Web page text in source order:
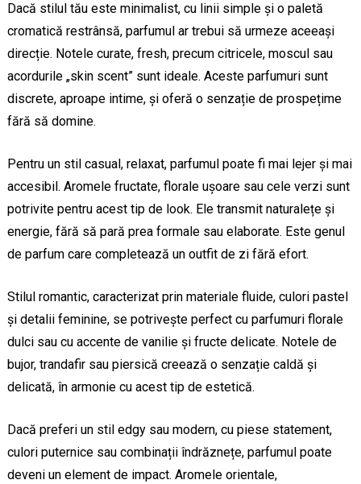
Dacă stilul tău este minimalist, cu linii simple și o paletă
cromatică restrânsă, parfumul ar trebui să urmeze aceeași
direcție. Notele curate, fresh, precum citricele, moscul sau
acordurile „skin scent” sunt ideale. Aceste parfumuri sunt
discrete, aproape intime, și oferă o senzație de prospețime
fără să domine.
Pentru un stil casual, relaxat, parfumul poate fi mai lejer și mai
accesibil. Aromele fructate, florale ușoare sau cele verzi sunt
potrivite pentru acest tip de look. Ele transmit naturalețe și
energie, fără să pară prea formale sau elaborate. Este genul
de parfum care completează un outfit de zi fără efort.
Stilul romantic, caracterizat prin materiale fluide, culori pastel
și detalii feminine, se potrivește perfect cu parfumuri florale
dulci sau cu accente de vanilie și fructe delicate. Notele de
bujor, trandafir sau piersică creează o senzație caldă și
delicată, în armonie cu acest tip de estetică.
Dacă preferi un stil edgy sau modern, cu piese statement,
culori puternice sau combinații îndrăznețe, parfumul poate
deveni un element de impact. Aromele orientale,